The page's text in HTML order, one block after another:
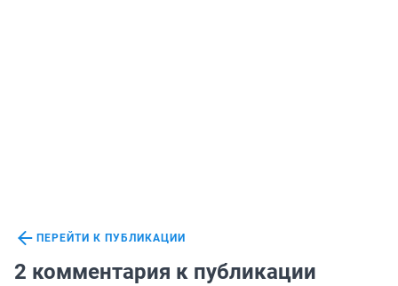
ПЕРЕЙТИ К ПУБЛИКАЦИИ
2 комментария к публикации